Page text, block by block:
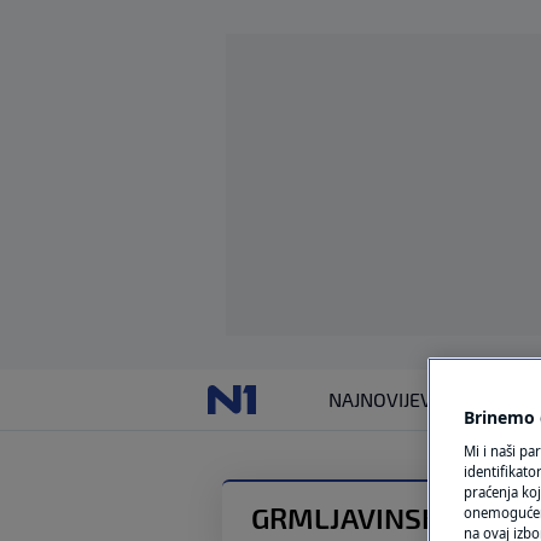
NAJNOVIJEVIJESTI
GRMLJAVINSKO
Mi i naši
praćenja
na ovaj